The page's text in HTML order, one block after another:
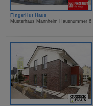
FingerHut Haus
Musterhaus Mannheim Hausnummer 6